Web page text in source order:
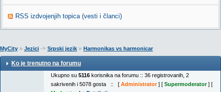
RSS izdvojenjih topica (vesti i članci)
MyCity » Jezici -> Srpski jezik » Harmonikas vs harmonicar
Ko je trenutno na forumu
Ukupno su 5116 korisnika na forumu :: 36 registrovanih, 2
sakrivenih i 5078 gosta :: [ Administrator] [ Supermoderator] [